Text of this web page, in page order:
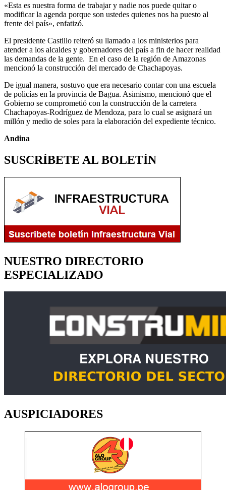
«Esta es nuestra forma de trabajar y nadie nos puede quitar o
modificar la agenda porque son ustedes quienes nos ha puesto al
frente del país», enfatizó.
El presidente Castillo reiteró su llamado a los ministerios para
atender a los alcaldes y gobernadores del país a fin de hacer realidad
las demandas de la gente. En el caso de la región de Amazonas
mencionó la construcción del mercado de Chachapoyas.
De igual manera, sostuvo que era necesario contar con una escuela
de policías en la provincia de Bagua. Asimismo, mencionó que el
Gobierno se comprometió con la construcción de la carretera
Chachapoyas-Rodríguez de Mendoza, para lo cual se asignará un
millón y medio de soles para la elaboración del expediente técnico.
Andina
SUSCRÍBETE AL BOLETÍN
NUESTRO DIRECTORIO
ESPECIALIZADO
AUSPICIADORES